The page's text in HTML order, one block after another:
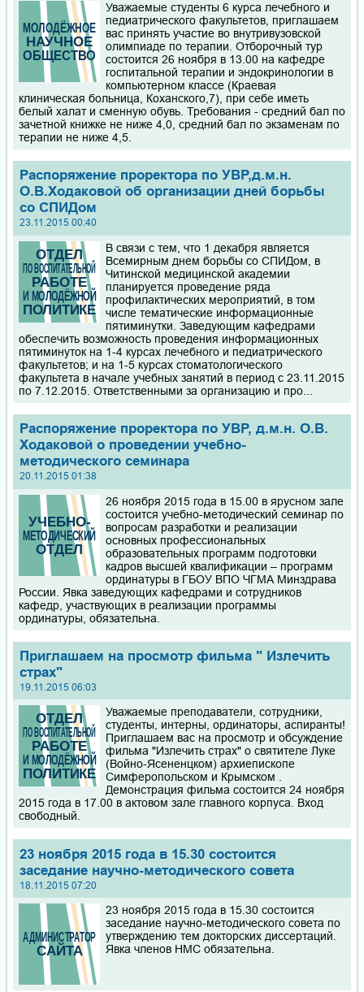
Уважаемые студенты 6 курса лечебного и
педиатрического факультетов, приглашаем
вас принять участие во внутривузовской
олимпиаде по терапии. Отборочный тур
состоится 26 ноября в 13.00 на кафедре
госпитальной терапии и эндокринологии в
компьютерном классе (Краевая
клиническая больница, Коханского,7), при себе иметь
белый халат и сменную обувь. Требования - средний бал по
зачетной книжке не ниже 4,0, средний бал по экзаменам по
терапии не ниже 4,5.
Распоряжение проректора по УВР,д.м.н.
О.В.Ходаковой об организации дней борьбы
со СПИДом
23.11.2015 00:40
В связи с тем, что 1 декабря является
Всемирным днем борьбы со СПИДом, в
Читинской медицинской академии
планируется проведение ряда
профилактических мероприятий, в том
числе тематические информационные
пятиминутки. Заведующим кафедрами
обеспечить возможность проведения информационных
пятиминуток на 1-4 курсах лечебного и педиатрического
факультетов; и на 1-5 курсах стоматологического
факультета в начале учебных занятий в период с 23.11.2015
по 7.12.2015. Ответственными за организацию и про...
Распоряжение проректора по УВР, д.м.н. О.В.
Ходаковой о проведении учебно-
методического семинара
20.11.2015 01:38
26 ноября 2015 года в 15.00 в ярусном зале
состоится учебно-методический семинар по
вопросам разработки и реализации
основных профессиональных
образовательных программ подготовки
кадров высшей квалификации – программ
ординатуры в ГБОУ ВПО ЧГМА Минздрава
России. Явка заведующих кафедрами и сотрудников
кафедр, участвующих в реализации программы
ординатуры, обязательна.
Приглашаем на просмотр фильма " Излечить
страх"
19.11.2015 06:03
Уважаемые преподаватели, сотрудники,
студенты, интерны, ординаторы, аспиранты!
Приглашаем вас на просмотр и обсуждение
фильма "Излечить страх" о святителе Луке
(Войно-Ясененцком) архиепископе
Симферопольском и Крымском .
Демонстрация фильма состоится 24 ноября
2015 года в 17.00 в актовом зале главного корпуса. Вход
свободный.
23 ноября 2015 года в 15.30 состоится
заседание научно-методического совета
18.11.2015 07:20
23 ноября 2015 года в 15.30 состоится
заседание научно-методического совета по
утверждению тем докторских диссертаций.
Явка членов НМС обязательна.